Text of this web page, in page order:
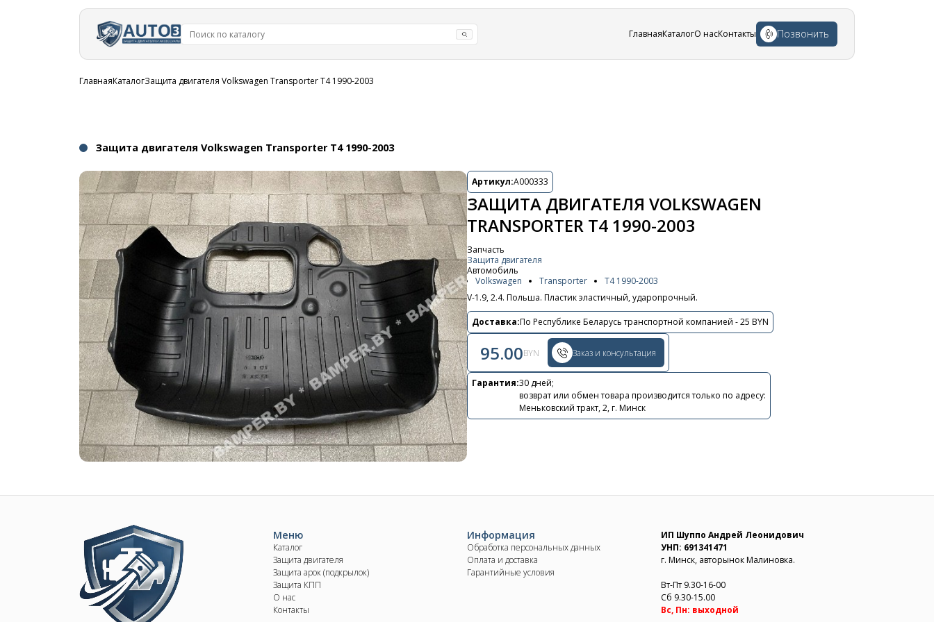
ГлавнаяКаталогО насКонтакты Позвонить
Строка
ГлавнаяКаталогЗащита двигателя Volkswagen Transporter T4 1990-2003
Защита двигателя Volkswagen Transporter T4 1990-2003
Артикул:A000333
ЗАЩИТА ДВИГАТЕЛЯ VOLKSWAGEN
TRANSPORTER T4 1990-2003
Запчасть
Защита двигателя
Автомобиль
Volkswagen
Transporter
T4 1990-2003
V-1.9, 2.4. Польша. Пластик эластичный, ударопрочный.
Доставка:По Республике Беларусь транспортной компанией - 25 BYN
95.00BYN Заказ и консультация
Гарантия:30 дней;
возврат или обмен товара производится только по адресу:
Меньковский тракт, 2, г. Минск
Контакты
+375 29 870 15 80
Viber
shupik21@bk.ru
Image Меню
Каталог
Защита двигателя
Защита арок (подкрылок)
Защита КПП
О нас
Контакты
Информация
Обработка персональных данных
Оплата и доставка
Гарантийные условия
ИП Шуппо Андрей Леонидович
УНП: 691341471
г. Минск, авторынок Малиновка.
Вт-Пт 9.30-16-00
Сб 9.30-15.00
Вс, Пн: выходной